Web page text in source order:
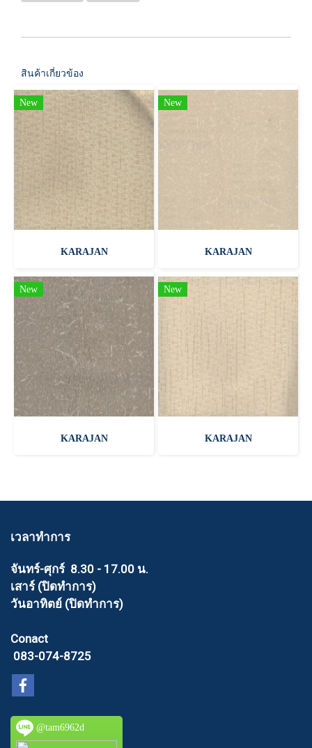
สินค้าเกี่ยวข้อง
New
KARAJAN
New
KARAJAN
New
KARAJAN
New
KARAJAN
เวลาทำการ
จันทร์-ศุกร์ 8.30 - 17.00 น.
เสาร์ (ปิดทำการ)
วันอาทิตย์ (ปิดทำการ)
Conact
083-074-8725
@tam6962d